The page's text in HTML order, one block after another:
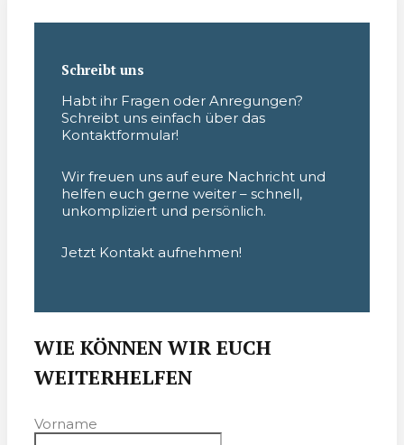
Schreibt uns
Habt ihr Fragen oder Anregungen?
Schreibt uns einfach über das
Kontaktformular!
Wir freuen uns auf eure Nachricht und
helfen euch gerne weiter – schnell,
unkompliziert und persönlich.
Jetzt Kontakt aufnehmen!
WIE KÖNNEN WIR EUCH
WEITERHELFEN
Vorname